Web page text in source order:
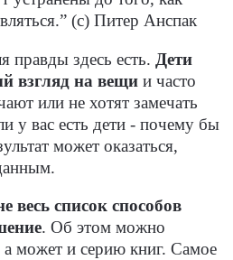
(с) Питер Анспак
здесь есть. Дети
взгляд на вещи и часто
или не хотят замечать
у вас есть дети - почему бы
может оказаться,
весь список способов
. Об этом можно
а может и серию книг. Самое